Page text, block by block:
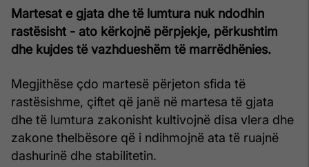
Martesat e gjata dhe të lumtura nuk ndodhin
rastësisht - ato kërkojnë përpjekje, përkushtim
dhe kujdes të vazhdueshëm të marrëdhënies.
Megjithëse çdo martesë përjeton sfida të
rastësishme, çiftet që janë në martesa të gjata
dhe të lumtura zakonisht kultivojnë disa vlera dhe
zakone thelbësore që i ndihmojnë ata të ruajnë
dashurinë dhe stabilitetin.